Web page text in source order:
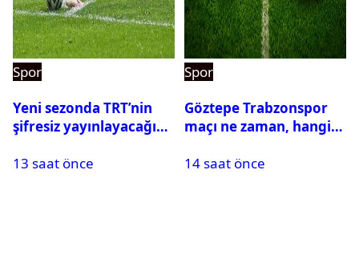
Spor
Yeni sezonda TRT’nin
şifresiz yayınlayacağı
13 saat önce
Spor
Göztepe Trabzonspor
maçı ne zaman, hangi
oynayacak mı?
14 saat önce